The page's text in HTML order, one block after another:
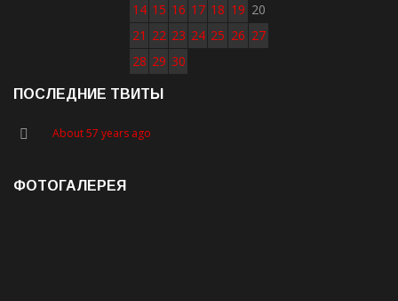
14 15 16 17 18 19 20
21 22 23 24 25 26 27
28 29 30
ПОСЛЕДНИЕ ТВИТЫ
About 57 years ago
ФОТОГАЛЕРЕЯ